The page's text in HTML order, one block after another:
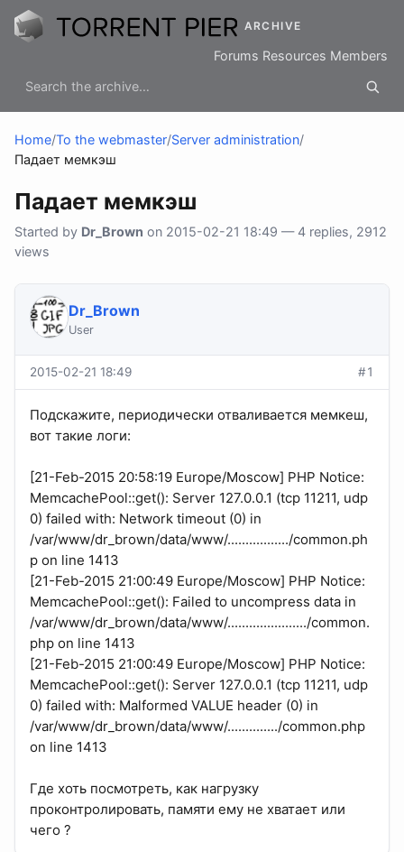
ARCHIVE
Forums Resources Members
Home/To the webmaster/Server administration/
Падает мемкэш
Падает мемкэш
Started by Dr_Brown on 2015-02-21 18:49 — 4 replies, 2912
views
Dr_Brown
User
2015-02-21 18:49 #1
Подскажите, периодически отваливается мемкеш,
вот такие логи:
[21-Feb-2015 20:58:19 Europe/Moscow] PHP Notice:
MemcachePool::get(): Server 127.0.0.1 (tcp 11211, udp
0) failed with: Network timeout (0) in
/var/www/dr_brown/data/www/................./common.ph
p on line 1413
[21-Feb-2015 21:00:49 Europe/Moscow] PHP Notice:
MemcachePool::get(): Failed to uncompress data in
/var/www/dr_brown/data/www/....................../common.
php on line 1413
[21-Feb-2015 21:00:49 Europe/Moscow] PHP Notice:
MemcachePool::get(): Server 127.0.0.1 (tcp 11211, udp
0) failed with: Malformed VALUE header (0) in
/var/www/dr_brown/data/www/............../common.php
on line 1413
Где хоть посмотреть, как нагрузку
проконтролировать, памяти ему не хватает или
чего ?